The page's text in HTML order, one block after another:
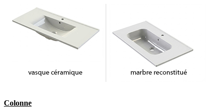
Colonne